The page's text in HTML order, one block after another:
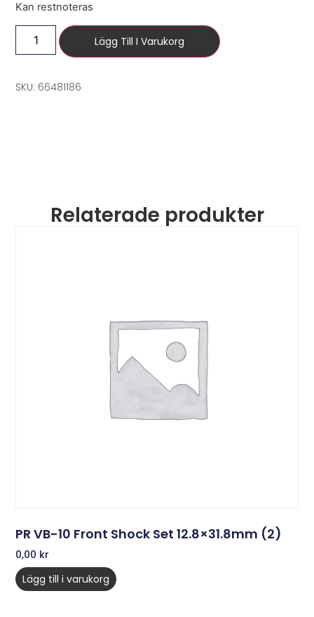
Kan restnoteras
Lägg Till I Varukorg
SKU: 66481186
Relaterade produkter
PR VB-10 Front Shock Set 12.8×31.8mm (2)
0,00 kr
Lägg till i varukorg